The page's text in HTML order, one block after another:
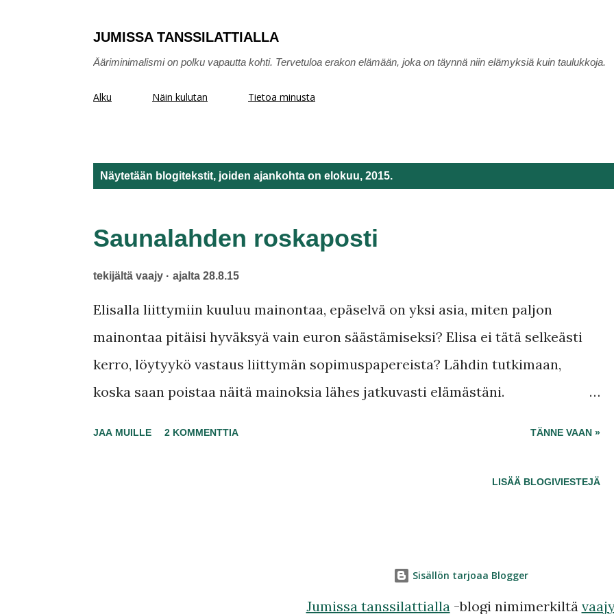
JUMISSA TANSSILATTIALLA
Ääriminimalismi on polku vapautta kohti. Tervetuloa erakon elämään, joka on täynnä niin elämyksiä kuin taulukkoja.
Alku Näin kulutan Tietoa minusta
Näytetään blogitekstit, joiden ajankohta on elokuu, 2015.
Saunalahden roskaposti
tekijältä vaajy ajalta 28.8.15
Elisalla liittymiin kuuluu mainontaa, epäselvä on yksi asia, miten paljon
mainontaa pitäisi hyväksyä vain euron säästämiseksi? Elisa ei tätä selkeästi
kerro, löytyykö vastaus liittymän sopimuspapereista? Lähdin tutkimaan,
koska saan poistaa näitä mainoksia lähes jatkuvasti elämästäni.
mainostetaan vain markkinointiluvan peruuttamista, mikä tietysti maksaa.
JAA MUILLE 2 KOMMENTTIA TÄNNE VAAN »
LISÄÄ BLOGIVIESTEJÄ
Sisällön tarjoaa Blogger
Jumissa tanssilattialla-blogi nimimerkiltä